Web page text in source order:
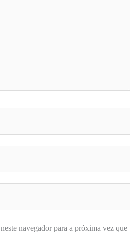
navegador para a próxima vez que